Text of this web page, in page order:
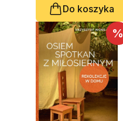
Do koszyka
%